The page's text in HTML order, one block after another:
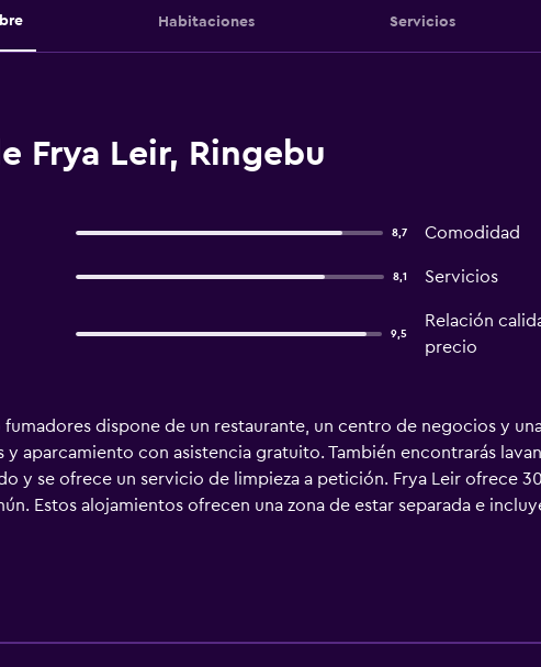
Habitaciones Servicios
Frya Leir, Ringebu
8,7 Comodidad
8,1 Servicios
9,5
Relación
precio
fumadores dispone de un restaurante, un centro de negocios y
y aparcamiento con asistencia gratuito. También encontrarás
y se ofrece un servicio de limpieza a petición. Frya Leir ofrece
Estos alojamientos ofrecen una zona de estar separada e
tienen acceso a baños compartidos. Los baños están
gratis. Se ofrece servicio de limpieza a petición. Se pueden